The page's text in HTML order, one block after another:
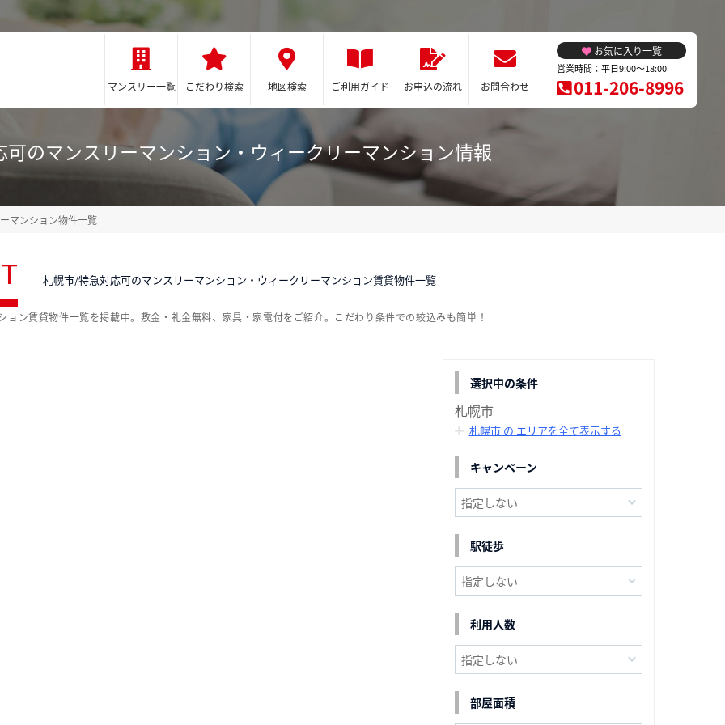
マンスリー一覧 こだわり検索 地図検索 ご利用ガイド お申込の流れ お問合わせ
お気に入り一覧
営業時間：平日9:00～18:00
011-206-8996
のマンスリーマンション・ウィークリーマンション情報
マンション物件一覧
札幌市/特急対応可のマンスリーマンション・ウィークリーマンション賃貸物件一覧
ン賃貸物件一覧を掲載中。敷金・礼金無料、家具・家電付をご紹介。こだわり条件での絞込みも簡単！
選択中の条件
札幌市
札幌市 の エリアを全て表示する
キャンペーン
駅徒歩
利用人数
部屋面積